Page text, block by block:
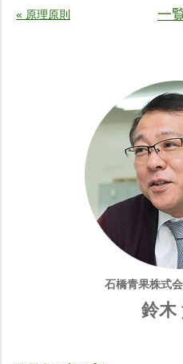
« 原理原則 一
石橋青果株式
鈴木